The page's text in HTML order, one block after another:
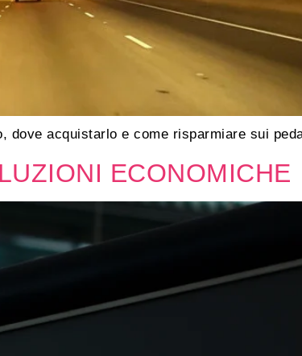
dove acquistarlo e come risparmiare sui
ECONOMICHE